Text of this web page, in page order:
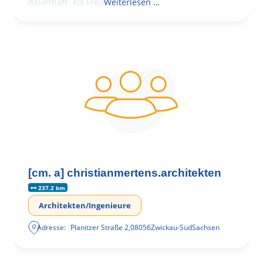
[cm. a] christianmertens.architekten
237.2 km
Architekten/Ingenieure
Adresse: Planitzer Straße 2,08056Zwickau-SüdSachsen